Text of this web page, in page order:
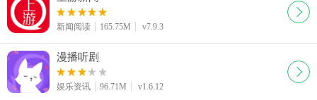
新闻阅读 165.75M v7.9.3
漫播听剧
娱乐资讯 96.71M v1.6.12